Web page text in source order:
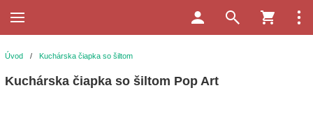
Úvod / Kuchárska čiapka so šiltom
Kuchárska čiapka so šiltom Pop Art